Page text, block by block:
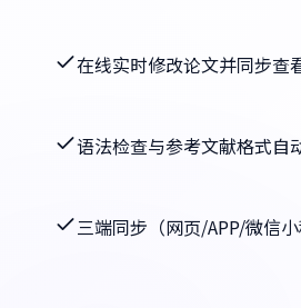
在线实时修改论文并同步查
语法检查与参考文献格式自
三端同步（网页/APP/微信